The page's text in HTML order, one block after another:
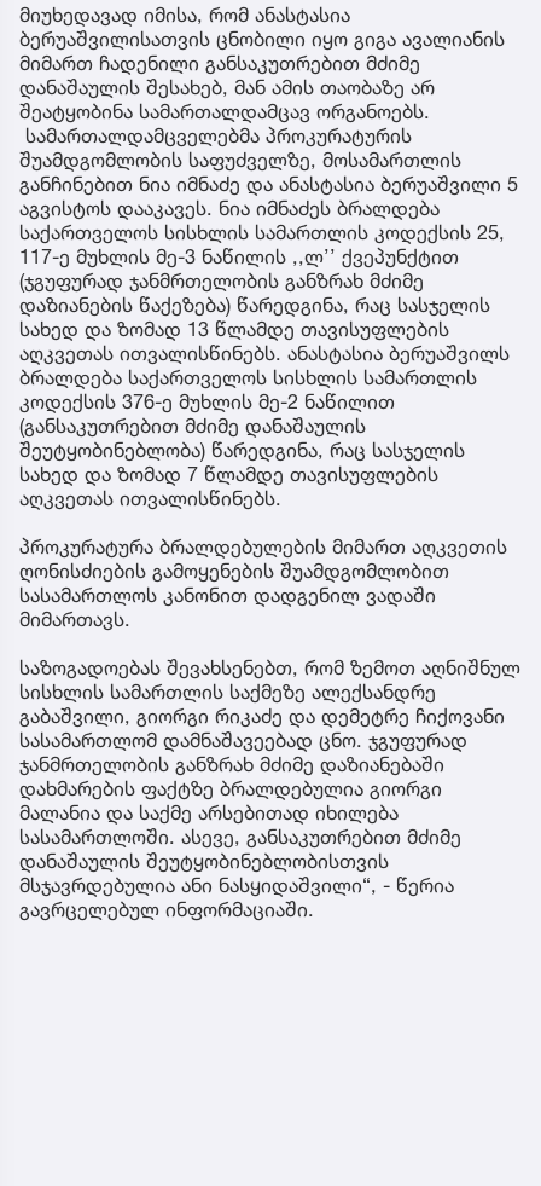
მიუხედავად იმისა, რომ ანასტასია
ბერუაშვილისათვის ცნობილი იყო გიგა ავალიანის
მიმართ ჩადენილი განსაკუთრებით მძიმე
დანაშაულის შესახებ, მან ამის თაობაზე არ
შეატყობინა სამართალდამცავ ორგანოებს.
სამართალდამცველებმა პროკურატურის
შუამდგომლობის საფუძველზე, მოსამართლის
განჩინებით ნია იმნაძე და ანასტასია ბერუაშვილი 5
აგვისტოს დააკავეს. ნია იმნაძეს ბრალდება
საქართველოს სისხლის სამართლის კოდექსის 25,
117-ე მუხლის მე-3 ნაწილის ,,ლ’’ ქვეპუნქტით
(ჯგუფურად ჯანმრთელობის განზრახ მძიმე
დაზიანების წაქეზება) წარედგინა, რაც სასჯელის
სახედ და ზომად 13 წლამდე თავისუფლების
აღკვეთას ითვალისწინებს. ანასტასია ბერუაშვილს
ბრალდება საქართველოს სისხლის სამართლის
კოდექსის 376-ე მუხლის მე-2 ნაწილით
(განსაკუთრებით მძიმე დანაშაულის
შეუტყობინებლობა) წარედგინა, რაც სასჯელის
სახედ და ზომად 7 წლამდე თავისუფლების
აღკვეთას ითვალისწინებს.
პროკურატურა ბრალდებულების მიმართ აღკვეთის
ღონისძიების გამოყენების შუამდგომლობით
სასამართლოს კანონით დადგენილ ვადაში
მიმართავს.
საზოგადოებას შევახსენებთ, რომ ზემოთ აღნიშნულ
სისხლის სამართლის საქმეზე ალექსანდრე
გაბაშვილი, გიორგი რიკაძე და დემეტრე ჩიქოვანი
სასამართლომ დამნაშავეებად ცნო. ჯგუფურად
ჯანმრთელობის განზრახ მძიმე დაზიანებაში
დახმარების ფაქტზე ბრალდებულია გიორგი
მალანია და საქმე არსებითად იხილება
სასამართლოში. ასევე, განსაკუთრებით მძიმე
დანაშაულის შეუტყობინებლობისთვის
მსჯავრდებულია ანი ნასყიდაშვილი“, - წერია
გავრცელებულ ინფორმაციაში.